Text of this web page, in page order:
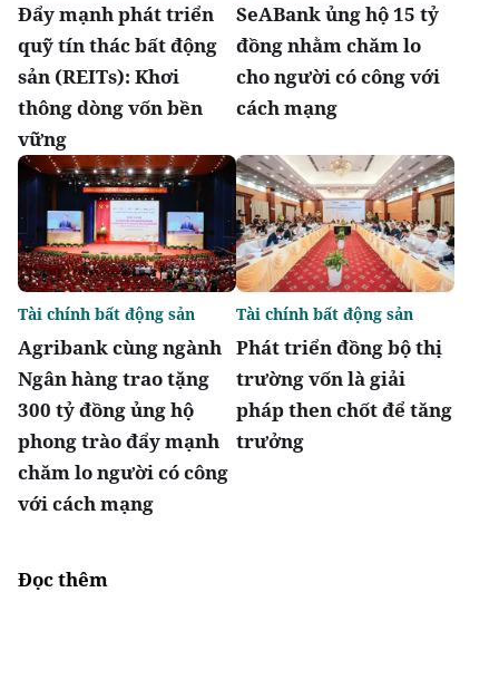
Đẩy mạnh phát triển
quỹ tín thác bất động
sản (REITs): Khơi
thông dòng vốn bền
vững
SeABank ủng hộ 15 tỷ
đồng nhằm chăm lo
cho người có công với
cách mạng
Agribank cùng ngành
Ngân hàng trao tặng
300 tỷ đồng ủng hộ
phong trào đẩy mạnh
chăm lo người có công
với cách mạng
Tài chính bất động sản
Phát triển đồng bộ thị
trường vốn là giải
pháp then chốt để tăng
trưởng
Tài chính bất động sản
Đọc thêm